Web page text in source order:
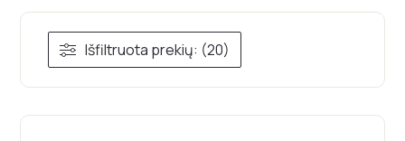
Išfiltruota prekių: (20)